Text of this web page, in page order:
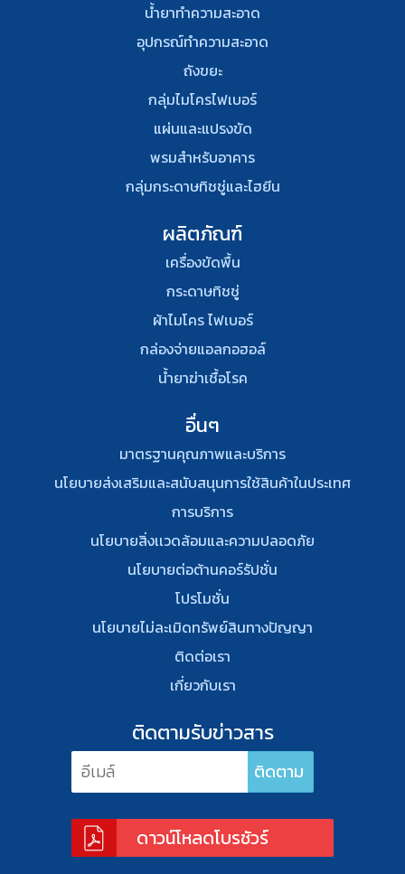
น้ำยาทำความสะอาด
อุปกรณ์ทําความสะอาด
ถังขยะ
กลุ่มไมโครไฟเบอร์
แผ่นและแปรงขัด
พรมสําหรับอาคาร
กลุ่มกระดาษทิชชู่และไฮยีน
ผลิตภัณฑ์
เครื่องขัดพื้น
กระดาษทิชชู่
ผ้าไมโคร ไฟเบอร์
กล่องจ่ายแอลกอฮอล์
น้ำยาฆ่าเชื้อโรค
อื่นๆ
มาตรฐานคุณภาพและบริการ
นโยบายส่งเสริมและสนับสนุนการใช้สินค้าในประเทศ
การบริการ
นโยบายสิ่งเเวดล้อมและความปลอดภัย
นโยบายต่อต้านคอร์รัปชั่น
โปรโมชั่น
นโยบายไม่ละเมิดทรัพย์สินทางปัญญา
ติดต่อเรา
เกี่ยวกับเรา
ติดตามรับข่าวสาร
ดาวน์โหลดโบรชัวร์